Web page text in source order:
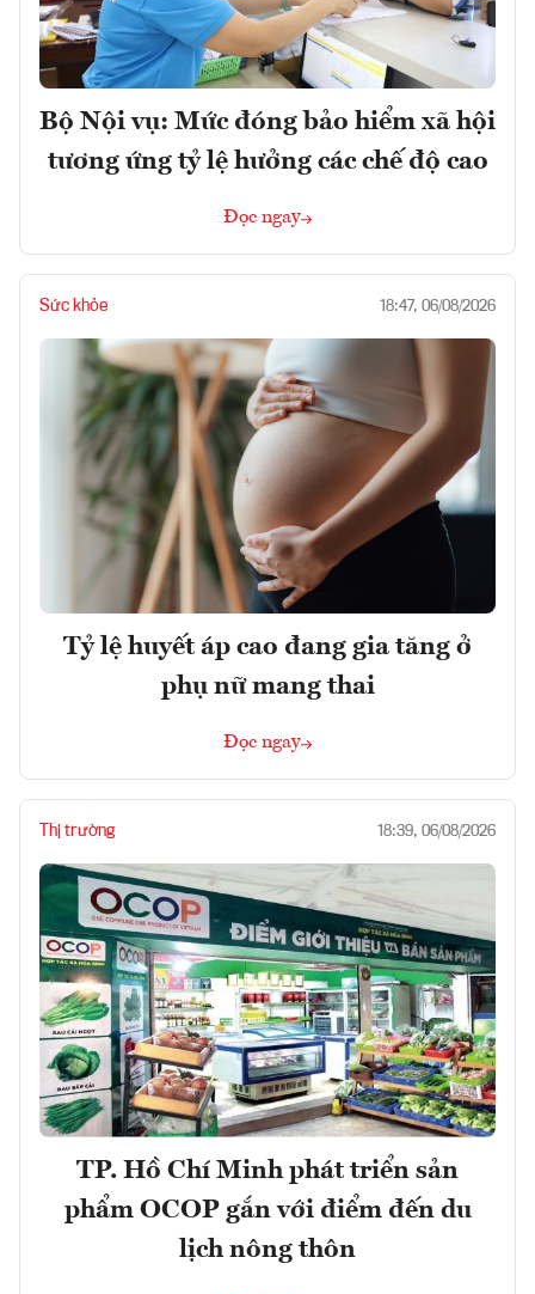
Bộ Nội vụ: Mức đóng bảo hiểm xã hội
tương ứng tỷ lệ hưởng các chế độ cao
Đọc ngay
Sức khỏe 18:47, 06/08/2026
Tỷ lệ huyết áp cao đang gia tăng ở
phụ nữ mang thai
Đọc ngay
Thị trường 18:39, 06/08/2026
TP. Hồ Chí Minh phát triển sản
phẩm OCOP gắn với điểm đến du
lịch nông thôn